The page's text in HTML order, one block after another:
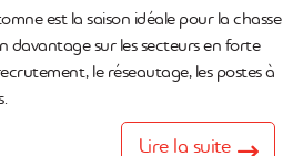
est la saison idéale pour la chasse
davantage sur les secteurs en forte
le réseautage, les postes à
Lire la suite